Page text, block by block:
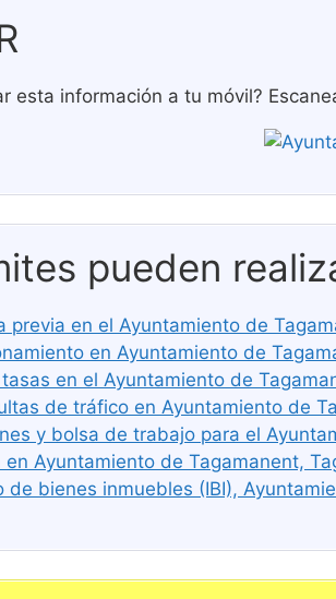
esta información a tu móvil?
pueden
previa en el Ayuntamiento de
en Ayuntamiento de
en el Ayuntamiento de
de tráfico en Ayuntamiento de
y bolsa de trabajo para el
en Ayuntamiento de Tagamanent,
de bienes inmuebles (IBI),